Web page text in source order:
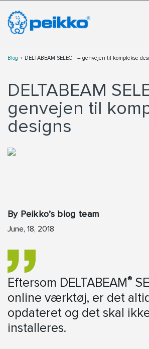
Blog DELTABEAM SELECT – genvejen til komplekse
DELTABEAM
genvejen til
designs
By Peikko’s blog team
June, 18, 2018
Eftersom DELTABEAM®
online værktøj, er det
opdateret og det skal
installeres.